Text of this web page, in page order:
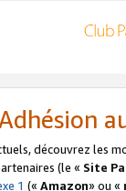
découvrez les
(le « Site
1 (« Amazon» ou «